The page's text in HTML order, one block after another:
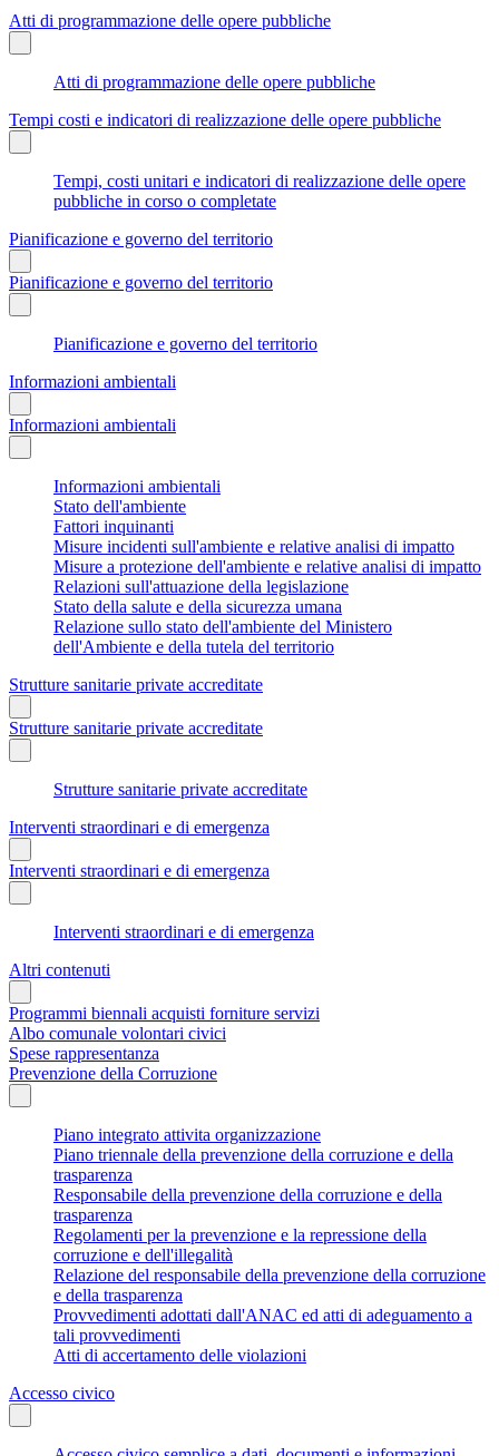
Atti di programmazione delle opere pubbliche
Atti di programmazione delle opere pubbliche
Tempi costi e indicatori di realizzazione delle opere pubbliche
Tempi, costi unitari e indicatori di realizzazione delle opere
pubbliche in corso o completate
Pianificazione e governo del territorio
Pianificazione e governo del territorio
Pianificazione e governo del territorio
Informazioni ambientali
Informazioni ambientali
Informazioni ambientali
Stato dell'ambiente
Fattori inquinanti
Misure incidenti sull'ambiente e relative analisi di impatto
Misure a protezione dell'ambiente e relative analisi di impatto
Relazioni sull'attuazione della legislazione
Stato della salute e della sicurezza umana
Relazione sullo stato dell'ambiente del Ministero
dell'Ambiente e della tutela del territorio
Strutture sanitarie private accreditate
Strutture sanitarie private accreditate
Strutture sanitarie private accreditate
Interventi straordinari e di emergenza
Interventi straordinari e di emergenza
Interventi straordinari e di emergenza
Altri contenuti
Programmi biennali acquisti forniture servizi
Albo comunale volontari civici
Spese rappresentanza
Prevenzione della Corruzione
Piano integrato attivita organizzazione
Piano triennale della prevenzione della corruzione e della
trasparenza
Responsabile della prevenzione della corruzione e della
trasparenza
Regolamenti per la prevenzione e la repressione della
corruzione e dell'illegalità
Relazione del responsabile della prevenzione della corruzione
e della trasparenza
Provvedimenti adottati dall'ANAC ed atti di adeguamento a
tali provvedimenti
Atti di accertamento delle violazioni
Accesso civico